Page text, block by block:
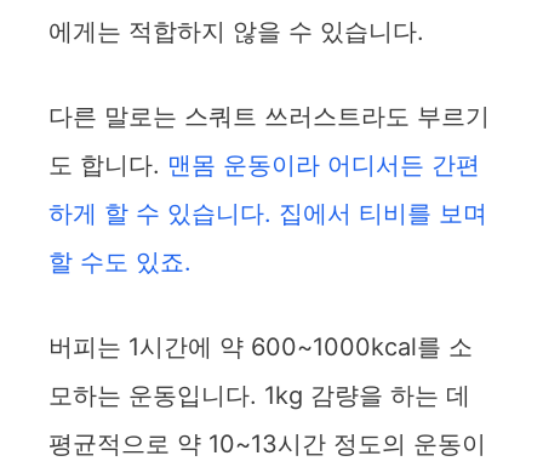
에게는 적합하지 않을 수 있습니다.
다른 말로는 스쿼트 쓰러스트라도 부르기
도 합니다. 맨몸 운동이라 어디서든 간편
하게 할 수 있습니다. 집에서 티비를 보며
할 수도 있죠.
버피는 1시간에 약 600~1000kcal를 소
모하는 운동입니다. 1kg 감량을 하는 데
평균적으로 약 10~13시간 정도의 운동이